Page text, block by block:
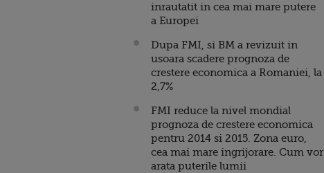
inrautatit in cea mai mare putere
a Europei
Dupa FMI, si BM a revizuit in
usoara scadere prognoza de
crestere economica a Romaniei, la
2,7%
FMI reduce la nivel mondial
prognoza de crestere economica
pentru 2014 si 2015. Zona euro,
cea mai mare ingrijorare. Cum vor
arata puterile lumii